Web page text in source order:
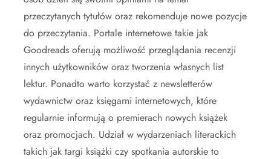
przeczytanych tytułów oraz rekomenduje nowe pozycje
do przeczytania. Portale internetowe takie jak
Goodreads oferują możliwość przeglądania recenzji
innych użytkowników oraz tworzenia własnych list
lektur. Ponadto warto korzystać z newsletterów
wydawnictw oraz księgarni internetowych, które
regularnie informują o premierach nowych książek
oraz promocjach. Udział w wydarzeniach literackich
takich jak targi książki czy spotkania autorskie to